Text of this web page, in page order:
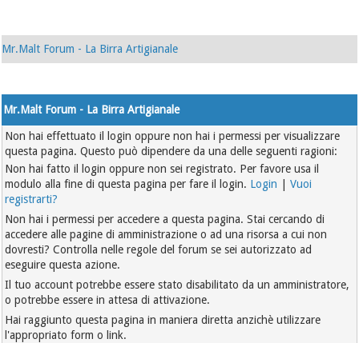
Mr.Malt Forum - La Birra Artigianale
Mr.Malt Forum - La Birra Artigianale
Non hai effettuato il login oppure non hai i permessi per visualizzare
questa pagina. Questo può dipendere da una delle seguenti ragioni:
Non hai fatto il login oppure non sei registrato. Per favore usa il
modulo alla fine di questa pagina per fare il login. Login |Vuoi
registrarti?
Non hai i permessi per accedere a questa pagina. Stai cercando di
accedere alle pagine di amministrazione o ad una risorsa a cui non
dovresti? Controlla nelle regole del forum se sei autorizzato ad
eseguire questa azione.
Il tuo account potrebbe essere stato disabilitato da un amministratore,
o potrebbe essere in attesa di attivazione.
Hai raggiunto questa pagina in maniera diretta anzichè utilizzare
l'appropriato form o link.